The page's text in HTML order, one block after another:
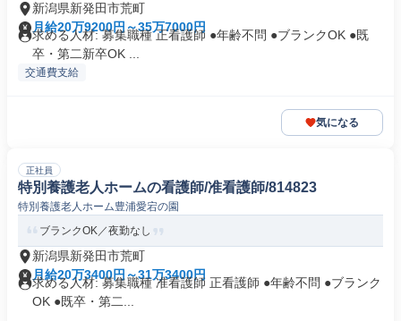
新潟県新発田市荒町
月給20万9200円～35万7000円
求める人材: 募集職種 正看護師 ●年齢不問 ●ブランクOK ●既
卒・第二新卒OK ...
交通費支給
気になる
正社員
特別養護老人ホームの看護師/准看護師/814823
特別養護老人ホーム豊浦愛宕の園
ブランクOK／夜勤なし
新潟県新発田市荒町
月給20万3400円～31万3400円
求める人材: 募集職種 准看護師 正看護師 ●年齢不問 ●ブランク
OK ●既卒・第二...